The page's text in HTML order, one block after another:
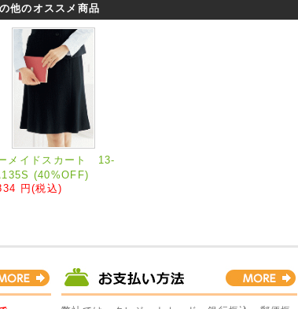
他のオススメ商品
メイドスカート 13-
(40%OFF)
円 (税込)